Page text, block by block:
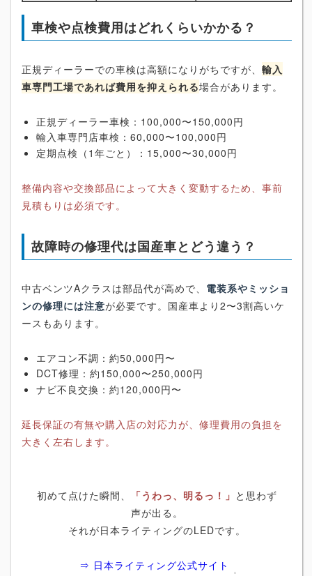
車検や点検費用はどれくらいかかる？
正規ディーラーでの車検は高額になりがちですが、 輸入
車専門工場であれば費用を抑えられる場合があります。
正規ディーラー車検：100,000〜150,000円
輸入車専門店車検：60,000〜100,000円
定期点検（1年ごと）：15,000〜30,000円
整備内容や交換部品によって大きく変動するため、事前
見積もりは必須です。
故障時の修理代は国産車とどう違う？
中古ベンツAクラスは部品代が高めで、 電装系やミッショ
ンの修理には注意が必要です。国産車より2〜3割高いケ
ースもあります。
エアコン不調：約50,000円〜
DCT修理：約150,000〜250,000円
ナビ不良交換：約120,000円〜
延長保証の有無や購入店の対応力が、修理費用の負担を
大きく左右します。
初めて点けた瞬間、 「うわっ、明るっ！」 と思わず
声が出る。
それが日本ライティングのLEDです。
⇒ 日本ライティング公式サイト